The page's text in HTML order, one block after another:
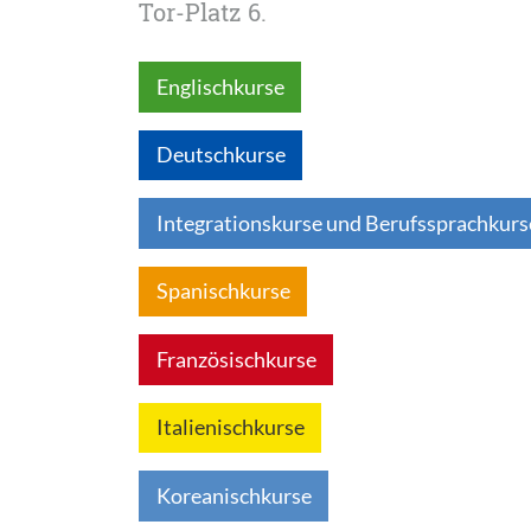
Tor-Platz 6.
Englischkurse
Deutschkurse
Integrationskurse und
Spanischkurse
Französischkurse
Italienischkurse
Koreanischkurse